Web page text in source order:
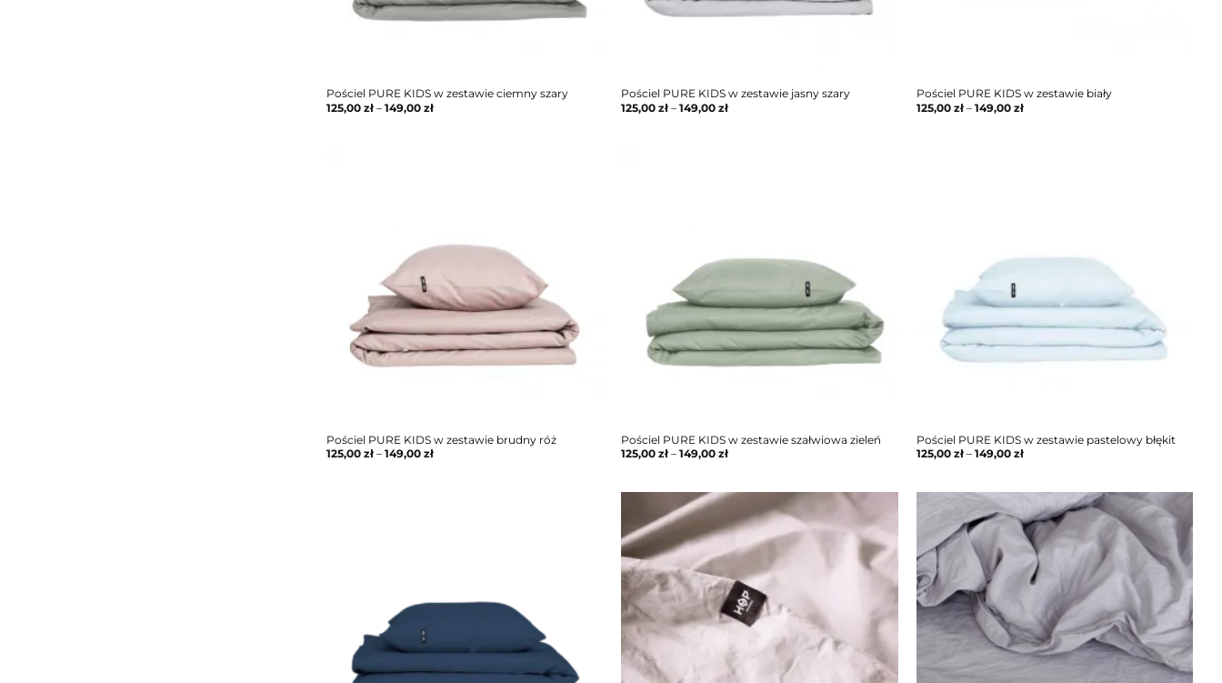
Pościel PURE KIDS w zestawie ciemny szary
125,00zł –149,00zł
Pościel PURE KIDS w zestawie jasny szary
125,00zł –149,00zł
Pościel PURE KIDS w zestawie biały
125,00 zł– 149,00 zł
Pościel PURE KIDS w zestawie brudny róż
125,00zł –149,00zł
Pościel PURE KIDS w zestawie szałwiowa zieleń
125,00zł –149,00zł
Pościel PURE KIDS w zestawie pastelowy błękit
125,00 zł– 149,00 zł